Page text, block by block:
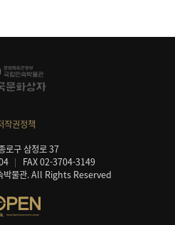
작권정책
로구 삼청로 37
FAX 02-3704-3149
물관. All Rights Reserved